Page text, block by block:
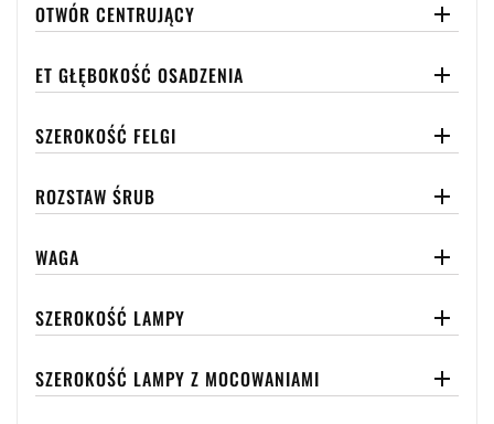
OTWÓR CENTRUJĄCY 
ET GŁĘBOKOŚĆ OSADZENIA 
SZEROKOŚĆ FELGI 
ROZSTAW ŚRUB 
WAGA 
SZEROKOŚĆ LAMPY 
SZEROKOŚĆ LAMPY Z MOCOWANIAMI 